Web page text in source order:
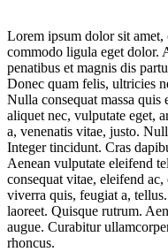
Lorem ipsum dolor sit amet,
commodo ligula eget dolor.
penatibus et magnis dis
Donec quam felis, ultricies
Nulla consequat massa
aliquet nec, vulputate eget,
a, venenatis vitae, justo.
Integer tincidunt. Cras
Aenean vulputate eleifend
consequat vitae, eleifend
viverra quis, feugiat a,
laoreet. Quisque rutrum.
augue. Curabitur
rhoncus.